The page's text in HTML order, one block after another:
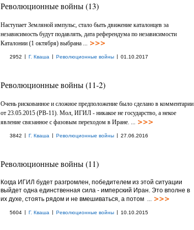
Революционные войны (13)
Наступает Земляной импульс, стало быть движение каталонцев за
независимость будут подавлять, дата референдума по независимости
Каталонии (1 октября) выбрана ...
2952 | Г. Кваша | Революционные войны | 01.10.2017
Революционные войны (11-2)
Очень рискованное и сложное предположение было сделано в комментарии
от 23.05.2015 (РВ-11). Мол, ИГИЛ - никакое не государство, а некое
явление связанное с фазовым переходом в Иране. ...
3842 | Г. Кваша | Революционные войны | 27.06.2016
Революционные войны (11)
Когда ИГИЛ будет разгромлен, победителем из этой ситуации
выйдет одна единственная сила - имперский Иран. Это вполне в
их духе, стоять рядом и не вмешиваться, а потом ...
5604 | Г. Кваша | Революционные войны | 10.10.2015